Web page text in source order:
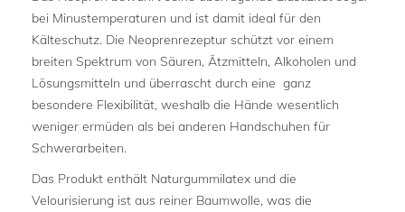
bei Minustemperaturen und ist damit ideal für den
Kälteschutz. Die Neoprenrezeptur schützt vor einem
breiten Spektrum von Säuren, Ätzmitteln, Alkoholen und
Lösungsmitteln und überrascht durch eine ganz
besondere Flexibilität, weshalb die Hände wesentlich
weniger ermüden als bei anderen Handschuhen für
Schwerarbeiten.
Das Produkt enthält Naturgummilatex und die
Velourisierung ist aus reiner Baumwolle, was die